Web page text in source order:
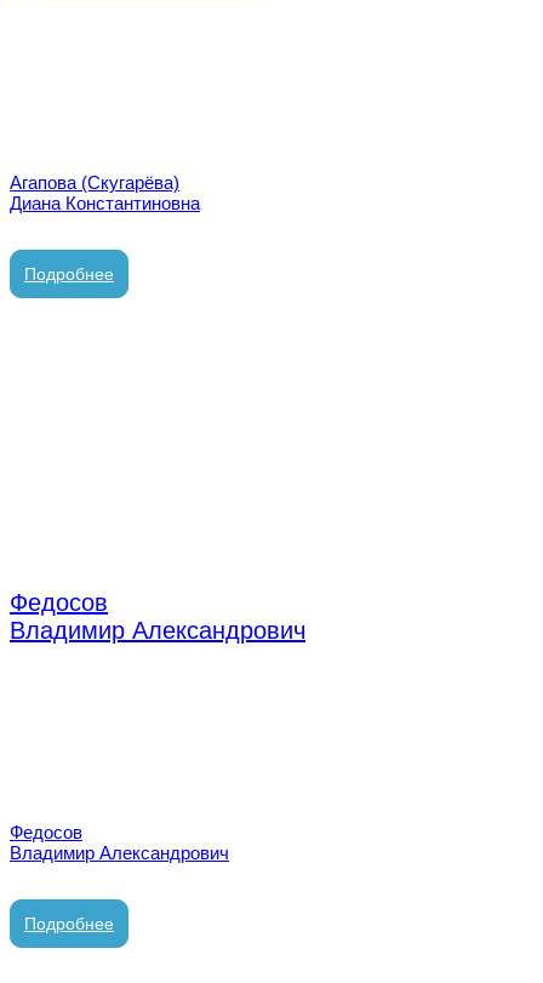
Агапова (Скугарёва)
Диана Константиновна
Подробнее
Федосов
Владимир Александрович
Федосов
Владимир Александрович
Подробнее